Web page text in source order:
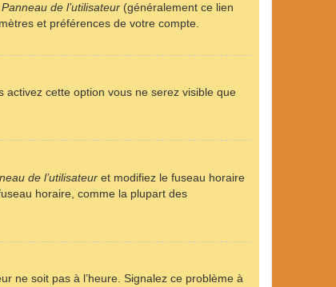
Panneau de l’utilisateur (généralement ce lien
et préférences de votre compte.
activez cette option vous ne serez visible que
de l’utilisateur et modifiez le fuseau horaire
horaire, comme la plupart des
ne soit pas à l’heure. Signalez ce problème à